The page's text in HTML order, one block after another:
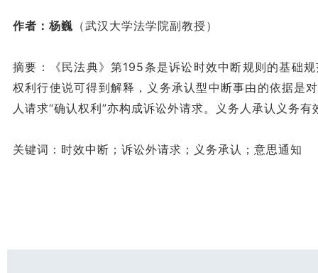
作者：杨巍 （武汉大学法学院副教授）
摘要：《民法典》第195条是诉讼时效中断规则的基础
权利行使说可得到解释，义务承认型中断事由的依据是
人请求“确认权利”亦构成诉讼外请求。义务人承认义务
关键词：时效中断；诉讼外请求；义务承认；意思通知